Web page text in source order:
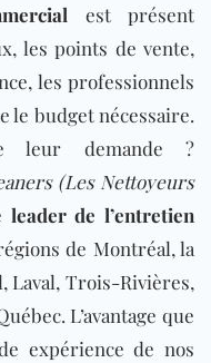
est présent
les points de vente,
les professionnels
le budget nécessaire.
leur demande ?
(Les Nettoyeurs
leader de l’entretien
de Montréal, la
Laval, Trois-Rivières,
L’avantage que
expérience de nos